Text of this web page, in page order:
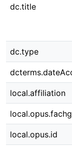
dc.title
dc.type
local.affiliation
local.opus.id